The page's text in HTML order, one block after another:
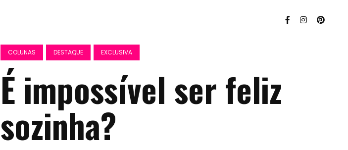
COLUNAS DESTAQUE EXCLUSIVA
É impossível ser feliz
sozinha?